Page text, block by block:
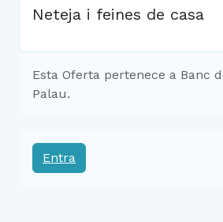
Neteja i feines de casa
Esta Oferta pertenece a Banc
Palau.
Entra